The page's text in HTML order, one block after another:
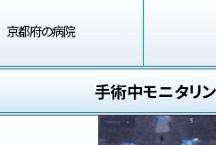
京都府の病院
手術中モニタリ